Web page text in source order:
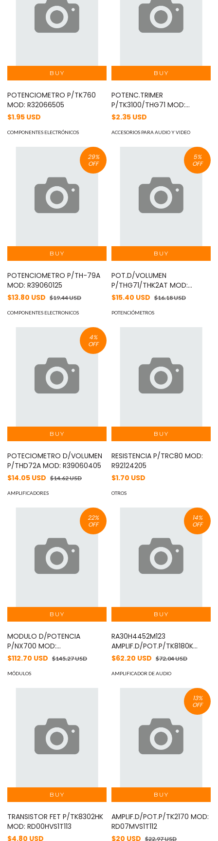
POTENCIOMETRO P/TK760
MOD: R32066505
$1.95 USD
COMPONENTES ELECTRÓNICOS
POTENC.TRIMER
P/TK3100/THG71 MOD:
R32073505
$2.35 USD
ACCESORIOS PARA AUDIO Y VIDEO
29%
OFF
POTENCIOMETRO P/TH-79A
MOD: R39060125
$13.80 USD $19.44 USD
COMPONENTES ELECTRONICOS
5%
OFF
POT.D/VOLUMEN
P/THG71/THK2AT MOD:
R39060205
$15.40 USD $16.18 USD
POTENCIÓMETROS
4%
OFF
POTECIOMETRO D/VOLUMEN
P/THD72A MOD: R39060405
$14.05 USD $14.62 USD
AMPLIFICADORES
RESISTENCIA P/TRC80 MOD:
R92124205
$1.70 USD
OTROS
22%
OFF
MODULO D/POTENCIA
P/NX700 MOD:
RA30H1317M123
$112.70 USD $145.27 USD
MÓDULOS
14%
OFF
RA30H4452M123
AMPLIF.D/POT.P/TK8180K
MOD: RA30H4452M12
$62.20 USD $72.04 USD
AMPLIFICADOR DE AUDIO
TRANSISTOR FET P/TK8302HK
MOD: RD00HVS1T113
$4.80 USD
13%
OFF
AMPLIF.D/POT.P/TK2170 MOD:
RD07MVS1T112
$20 USD $22.97 USD